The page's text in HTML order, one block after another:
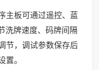
主板可通过遥控、蓝
洗牌速度、码牌间隔
节，调试参数保存后
。